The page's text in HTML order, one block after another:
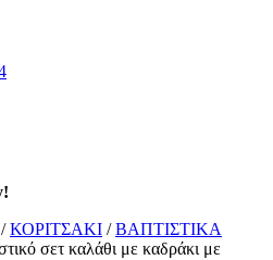
/ΚΟΡΙΤΣΑΚΙ /ΒΑΠΤΙΣΤΙΚΑ
σετ καλάθι με καδράκι με